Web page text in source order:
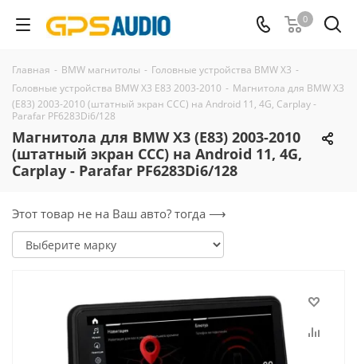
0
Главная - BMW магнитолы - Головные устройства BMW X3 -
Головные устройства BMW X3 E83 2003-2010 - Магнитола для BMW X3
(E83) 2003-2010 (штатный экран ССС) на Android 11, 4G, Carplay -
Parafar PF6283Di6/128
Магнитола для BMW X3 (E83) 2003-2010
(штатный экран ССС) на Android 11, 4G,
Carplay - Parafar PF6283Di6/128
Этот товар не на Ваш авто? тогда ⟶